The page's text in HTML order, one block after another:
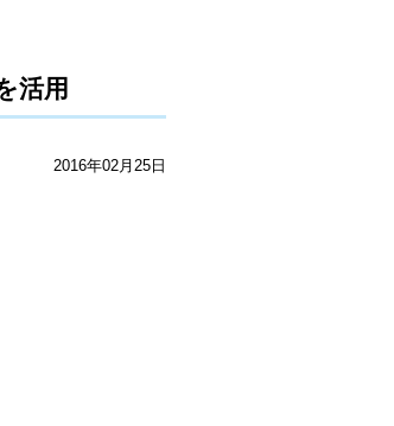
活用
2016年02月25日